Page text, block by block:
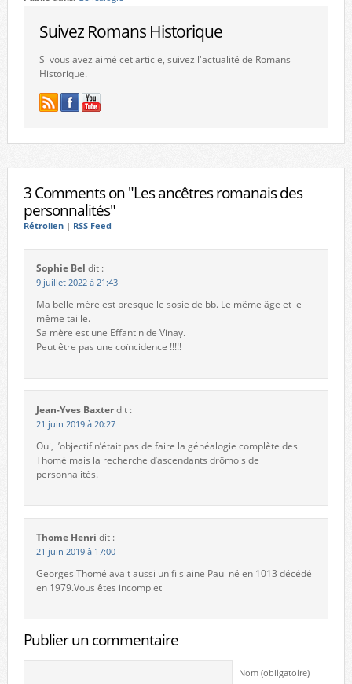
Suivez Romans Historique
Si vous avez aimé cet article, suivez l'actualité de Romans
Historique.
3 Comments on "Les ancêtres romanais des
personnalités"
Rétrolien| RSS Feed
Sophie Bel dit :
9 juillet 2022 à 21:43
Ma belle mère est presque le sosie de bb. Le même âge et le
même taille.
Sa mère est une Effantin de Vinay.
Peut être pas une coïncidence !!!!!
Jean-Yves Baxterdit :
21 juin 2019 à 20:27
Oui, l’objectif n’était pas de faire la généalogie complète des
Thomé mais la recherche d’ascendants drômois de
personnalités.
Thome Henri dit :
21 juin 2019 à 17:00
Georges Thomé avait aussi un fils aine Paul né en 1013 décédé
en 1979.Vous êtes incomplet
Publier un commentaire
Nom (obligatoire)